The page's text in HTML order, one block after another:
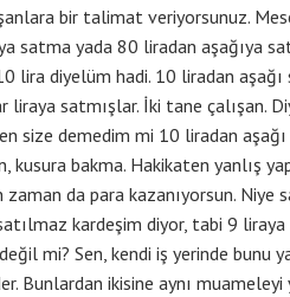
bir talimat veriyorsunuz.
satma yada 80 liradan aşağıya
lira diyelüm hadi. 10 liradan
liraya satmışlar. İki tane çalışan.
size demedim mi 10 liradan
kusura bakma. Hakikaten yanlış
da para kazanıyorsun. Niye
kardeşim diyor, tabi 9
mi? Sen, kendi iş yerinde bunu
Bunlardan ikisine aynı